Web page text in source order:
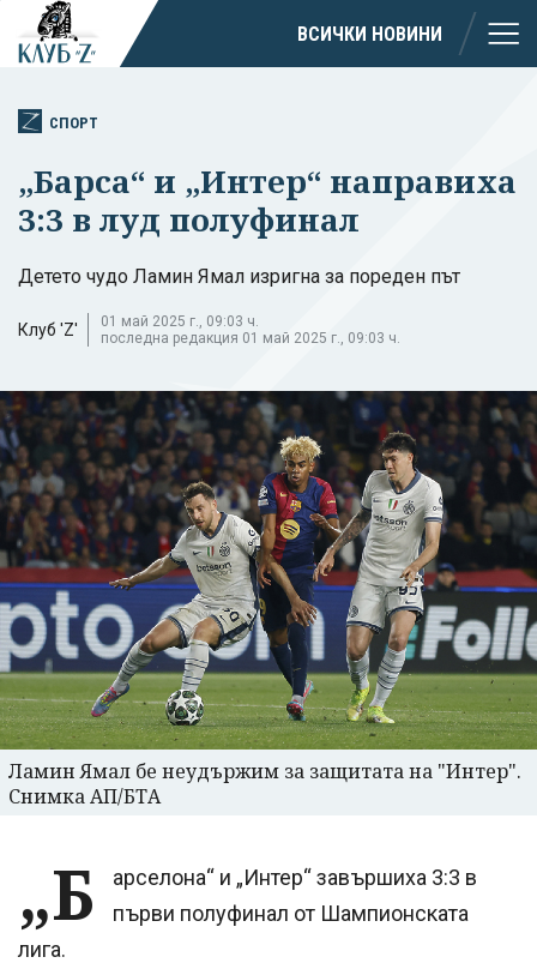
ВСИЧКИ НОВИНИ
СПОРТ
„Барса“ и „Интер“ направиха
3:3 в луд полуфинал
Детето чудо Ламин Ямал изригна за пореден път
Клуб 'Z'
01 май 2025 г., 09:03 ч.
последна редакция 01 май 2025 г., 09:03 ч.
Ламин Ямал бе неудържим за защитата на "Интер".
Снимка АП/БТА
„Б
арселона“ и „Интер“ завършиха 3:3 в
първи полуфинал от Шампионската
лига.